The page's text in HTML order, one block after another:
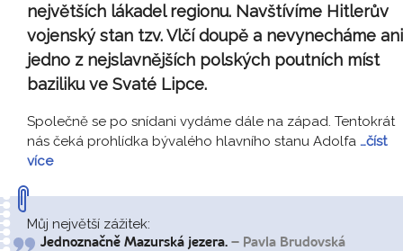
největších lákadel regionu. Navštívíme Hitlerův
vojenský stan tzv. Vlčí doupě a nevynecháme ani
jedno z nejslavnějších polských poutních míst
baziliku ve Svaté Lipce.
Společně se po snídani vydáme dále na západ. Tentokrát
nás čeká prohlídka bývalého hlavního stanu Adolfa …číst
více
Můj největší zážitek:
Jednoznačně Mazurská jezera. – Pavla Brudovská